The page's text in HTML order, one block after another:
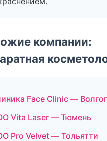
компании:
Face Clinic —
Vita Laser — Тюмень
Pro Velvet — Тольятти